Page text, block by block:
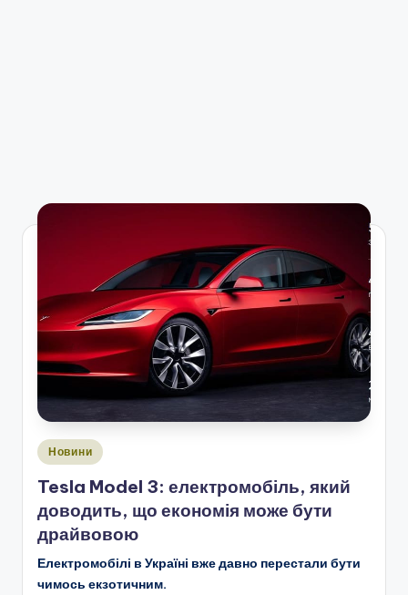
Опубліковано
Новини
Tesla Model 3: електромобіль, який
доводить, що економія може бути
драйвовою
Електромобілі в Україні вже давно перестали бути
чимось екзотичним.